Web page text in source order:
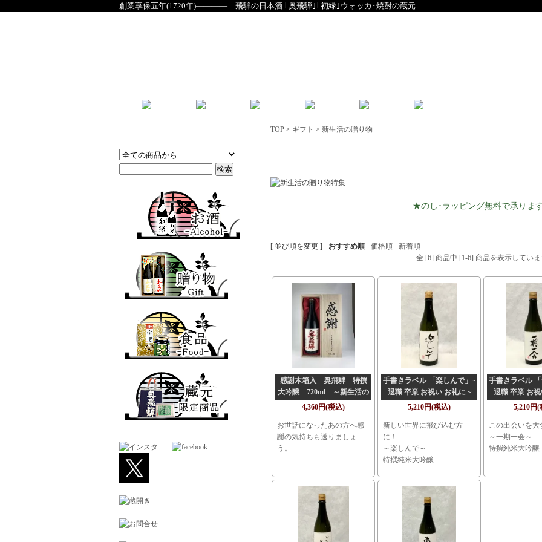
創業享保五年(1720年)―――― 飛騨の日本酒 ｢奥飛騨｣｢初緑｣ウォッカ･焼酎の蔵元
TOP > ギフト > 新生活の贈り物
★のし･ラッピング無料で承りま
[ 並び順を変更 ] - おすすめ順 - 価格順 - 新着順
全 [6] 商品中 [1-6] 商品を表示していま
感謝木箱入 奥飛騨 特撰
大吟醸 720ml ～新生活の
贈り物～
4,360円(税込)
お世話になったあの方へ感
謝の気持ちも送りましょ
う。
手書きラベル 「楽しんで」~
退職 卒業 お祝い お礼に ~
5,210円(税込)
新しい世界に飛び込む方
に！
～楽しんで～
特撰純米大吟醸
手書きラベル
退職 卒業 お
5,210円(
この出会いを大
～一期一会～
特撰純米大吟醸